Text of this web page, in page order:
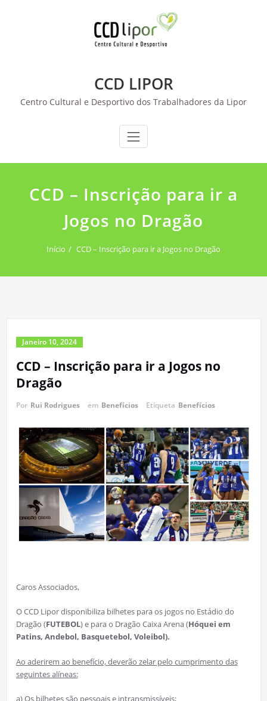
CCD LIPOR
Centro Cultural e Desportivo dos Trabalhadores da Lipor
CCD – Inscrição para ir a
Jogos no Dragão
Início CCD – Inscrição para ir a Jogos no Dragão
Janeiro 10, 2024
CCD – Inscrição para ir a Jogos no
Dragão
Por Rui Rodrigues em Benefícios Etiqueta Benefícios
Caros Associados,
O CCD Lipor disponibiliza bilhetes para os jogos no Estádio do
Dragão (FUTEBOL) e para o Dragão Caixa Arena (Hóquei em
Patins, Andebol, Basquetebol, Voleibol).
Ao aderirem ao benefício, deverão zelar pelo cumprimento das
seguintes alíneas:
a) Os bilhetes são pessoais e intransmissíveis;